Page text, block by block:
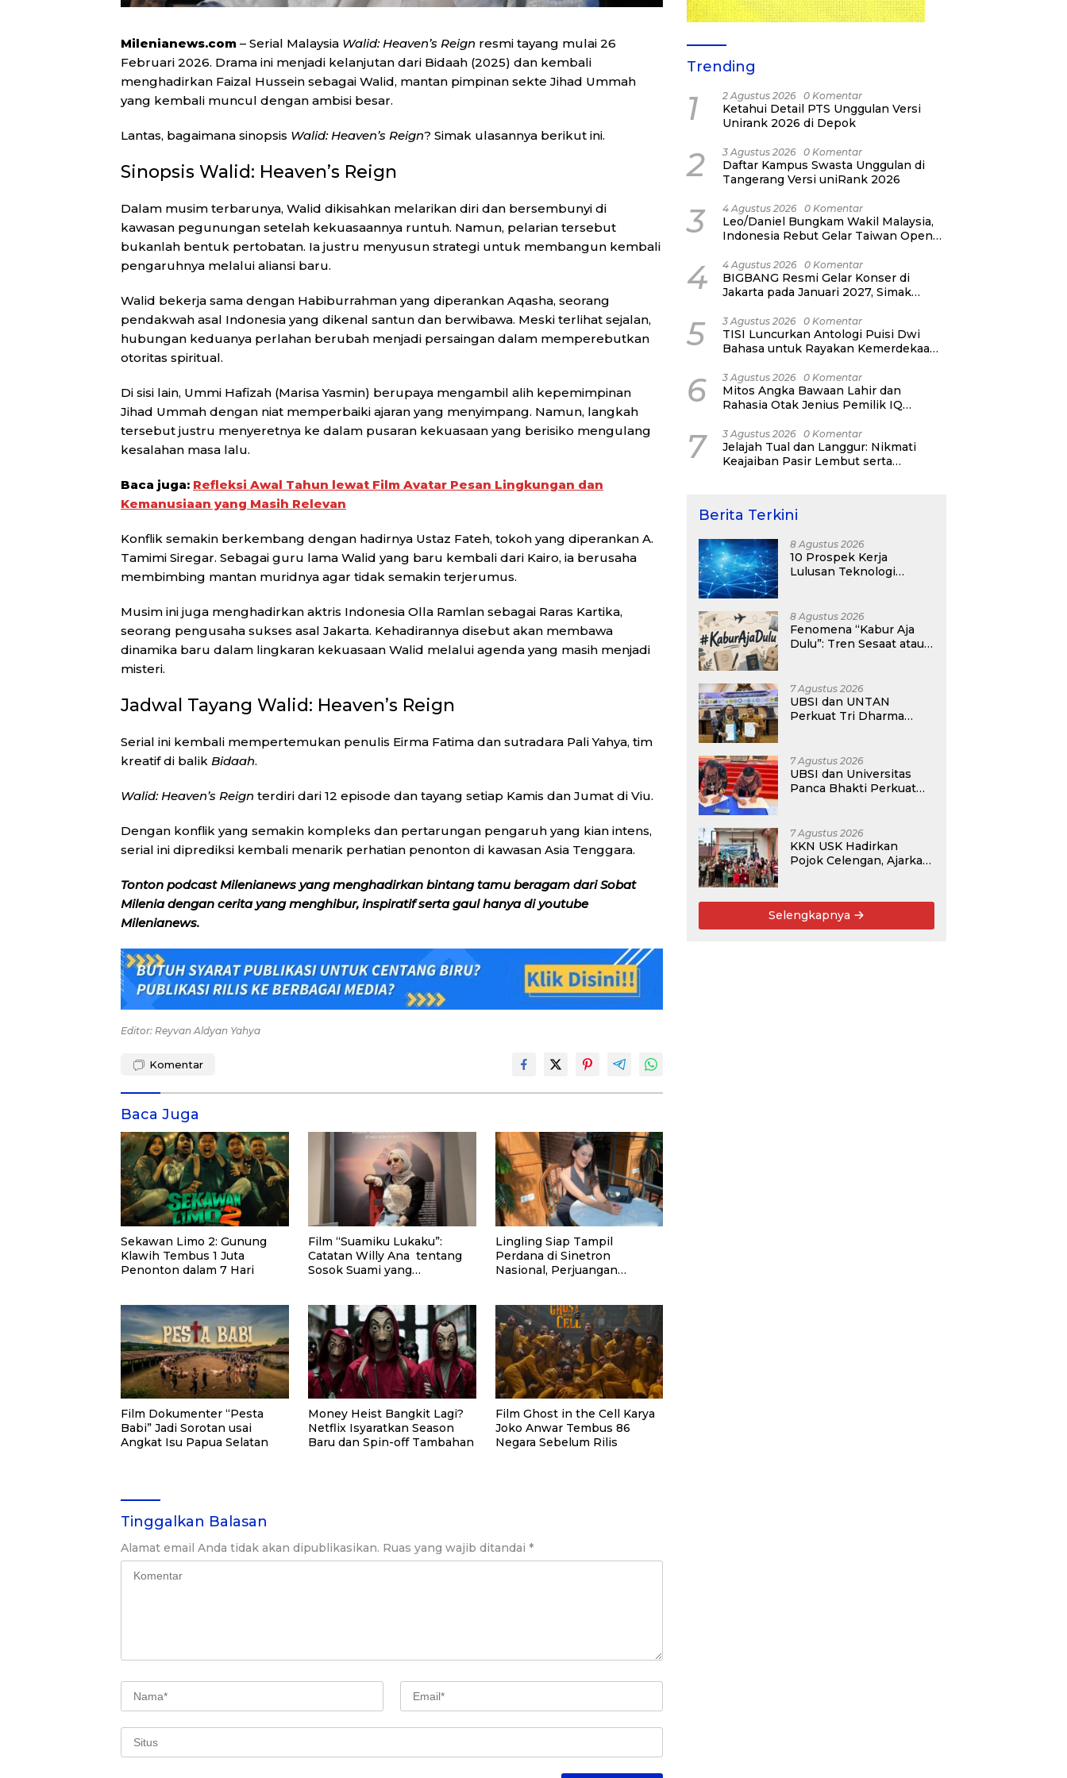
Milenianews.com – Serial Malaysia Walid: Heaven’s Reign resmi tayang mulai 26
Februari 2026. Drama ini menjadi kelanjutan dari Bidaah (2025) dan kembali
menghadirkan Faizal Hussein sebagai Walid, mantan pimpinan sekte Jihad Ummah
yang kembali muncul dengan ambisi besar.
Lantas, bagaimana sinopsis Walid: Heaven’s Reign? Simak ulasannya berikut ini.
Sinopsis Walid: Heaven’s Reign
Dalam musim terbarunya, Walid dikisahkan melarikan diri dan bersembunyi di
kawasan pegunungan setelah kekuasaannya runtuh. Namun, pelarian tersebut
bukanlah bentuk pertobatan. Ia justru menyusun strategi untuk membangun kembali
pengaruhnya melalui aliansi baru.
Walid bekerja sama dengan Habiburrahman yang diperankan Aqasha, seorang
pendakwah asal Indonesia yang dikenal santun dan berwibawa. Meski terlihat sejalan,
hubungan keduanya perlahan berubah menjadi persaingan dalam memperebutkan
otoritas spiritual.
Di sisi lain, Ummi Hafizah (Marisa Yasmin) berupaya mengambil alih kepemimpinan
Jihad Ummah dengan niat memperbaiki ajaran yang menyimpang. Namun, langkah
tersebut justru menyeretnya ke dalam pusaran kekuasaan yang berisiko mengulang
kesalahan masa lalu.
Baca juga: Refleksi Awal Tahun lewat Film Avatar Pesan Lingkungan dan
Kemanusiaan yang Masih Relevan
Konflik semakin berkembang dengan hadirnya Ustaz Fateh, tokoh yang diperankan A.
Tamimi Siregar. Sebagai guru lama Walid yang baru kembali dari Kairo, ia berusaha
membimbing mantan muridnya agar tidak semakin terjerumus.
Musim ini juga menghadirkan aktris Indonesia Olla Ramlan sebagai Raras Kartika,
seorang pengusaha sukses asal Jakarta. Kehadirannya disebut akan membawa
dinamika baru dalam lingkaran kekuasaan Walid melalui agenda yang masih menjadi
misteri.
Jadwal Tayang Walid: Heaven’s Reign
Serial ini kembali mempertemukan penulis Eirma Fatima dan sutradara Pali Yahya, tim
kreatif di balik Bidaah.
Walid: Heaven’s Reign terdiri dari 12 episode dan tayang setiap Kamis dan Jumat di Viu.
Dengan konflik yang semakin kompleks dan pertarungan pengaruh yang kian intens,
serial ini diprediksi kembali menarik perhatian penonton di kawasan Asia Tenggara.
Tonton podcast Milenianews yang menghadirkan bintang tamu beragam dari Sobat
Milenia dengan cerita yang menghibur, inspiratif serta gaul hanya di youtube
Milenianews.
Editor: Reyvan Aldyan Yahya
Komentar
Baca Juga
Sekawan Limo 2: Gunung
Klawih Tembus 1 Juta
Penonton dalam 7 Hari
Film “Suamiku Lukaku”:
Catatan Willy Ana tentang
Sosok Suami yang
Lingling Siap Tampil
Perdana di Sinetron
Nasional, Perjuangan
Film Dokumenter “Pesta
Babi” Jadi Sorotan usai
Angkat Isu Papua Selatan
Money Heist Bangkit Lagi?
Netflix Isyaratkan Season
Baru dan Spin-off Tambahan
Film Ghost in the Cell Karya
Joko Anwar Tembus 86
Negara Sebelum Rilis
Tinggalkan Balasan
Alamat email Anda tidak akan dipublikasikan. Ruas yang wajib ditandai *
Trending
1 2 Agustus 2026 0 Komentar
Ketahui Detail PTS Unggulan Versi
Unirank 2026 di Depok
2 3 Agustus 2026 0 Komentar
Daftar Kampus Swasta Unggulan di
Tangerang Versi uniRank 2026
3 4 Agustus 2026 0 Komentar
Leo/Daniel Bungkam Wakil Malaysia,
Indonesia Rebut Gelar Taiwan Open
4 4 Agustus 2026 0 Komentar
BIGBANG Resmi Gelar Konser di
Jakarta pada Januari 2027, Simak
5 3 Agustus 2026 0 Komentar
TISI Luncurkan Antologi Puisi Dwi
Bahasa untuk Rayakan Kemerdekaan
6 3 Agustus 2026 0 Komentar
Mitos Angka Bawaan Lahir dan
Rahasia Otak Jenius Pemilik IQ
7 3 Agustus 2026 0 Komentar
Jelajah Tual dan Langgur: Nikmati
Keajaiban Pasir Lembut serta
Berita Terkini
8 Agustus 2026
10 Prospek Kerja
Lulusan Teknologi
Kompetitif di Era Digital
8 Agustus 2026
Fenomena “Kabur Aja
Dulu”: Tren Sesaat atau
Depan?
7 Agustus 2026
UBSI dan UNTAN
Perkuat Tri Dharma
7 Agustus 2026
UBSI dan Universitas
Panca Bhakti Perkuat
7 Agustus 2026
KKN USK Hadirkan
Pojok Celengan, Ajarkan
Selengkapnya